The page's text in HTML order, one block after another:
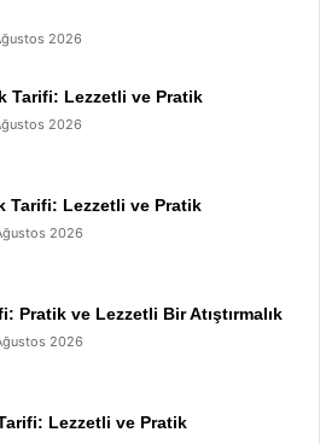
2026
Tarifi: Lezzetli ve Pratik
2026
Tarifi: Lezzetli ve Pratik
2026
Pratik ve Lezzetli Bir Atıştırmalık
2026
Lezzetli ve Pratik